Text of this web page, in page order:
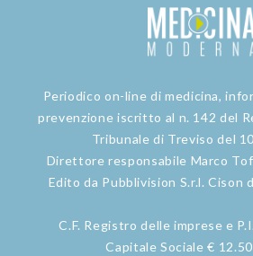
Periodico on-line di medicina,
prevenzione iscritto al n. 142 del
Tribunale di Treviso del
Direttore responsabile Marco
Edito da Pubblivision S.r.l. Cison
C.F. Registro delle imprese e
Capitale Sociale €